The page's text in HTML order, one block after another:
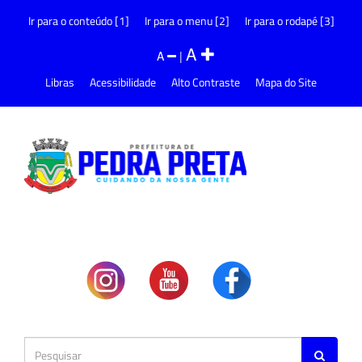
Ir para o conteúdo [1] Ir para o menu [2] Ir para o rodapé [3]
A |A
Libras Acessibilidade Alto Contraste Mapa do Site